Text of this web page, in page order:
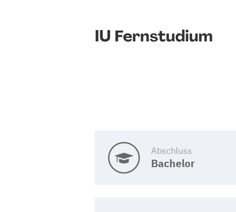
IU Fernstudium
Abschluss
Bachelor